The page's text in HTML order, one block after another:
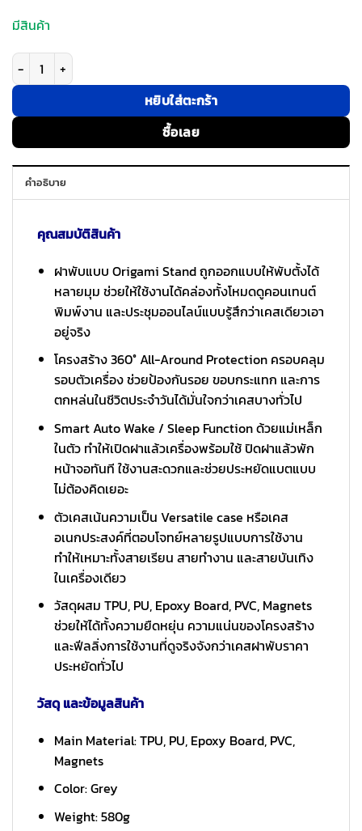
มีสินค้า
จำนวน Wiwu รุ่น Transformers Protect Case - เคส iPad Pro 13" (7th/
หยิบใส่ตะกร้า
ซื้อเลย
คำอธิบาย
คุณสมบัติสินค้า
ฝาพับแบบ Origami Stand ถูกออกแบบให้พับตั้งได้
หลายมุม ช่วยให้ใช้งานได้คล่องทั้งโหมดดูคอนเทนต์
พิมพ์งาน และประชุมออนไลน์แบบรู้สึกว่าเคสเดียวเอา
อยู่จริง
โครงสร้าง 360° All-Around Protection ครอบคลุม
รอบตัวเครื่อง ช่วยป้องกันรอย ขอบกระแทก และการ
ตกหล่นในชีวิตประจำวันได้มั่นใจกว่าเคสบางทั่วไป
Smart Auto Wake / Sleep Function ด้วยแม่เหล็ก
ในตัว ทำให้เปิดฝาแล้วเครื่องพร้อมใช้ ปิดฝาแล้วพัก
หน้าจอทันที ใช้งานสะดวกและช่วยประหยัดแบตแบบ
ไม่ต้องคิดเยอะ
ตัวเคสเน้นความเป็น Versatile case หรือเคส
อเนกประสงค์ที่ตอบโจทย์หลายรูปแบบการใช้งาน
ทำให้เหมาะทั้งสายเรียน สายทำงาน และสายบันเทิง
ในเครื่องเดียว
วัสดุผสม TPU, PU, Epoxy Board, PVC, Magnets
ช่วยให้ได้ทั้งความยืดหยุ่น ความแน่นของโครงสร้าง
และฟีลลิ่งการใช้งานที่ดูจริงจังกว่าเคสฝาพับราคา
ประหยัดทั่วไป
วัสดุ และข้อมูลสินค้า
Main Material: TPU, PU, Epoxy Board, PVC,
Magnets
Color: Grey
Weight: 580g